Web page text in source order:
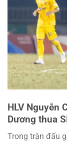
HLV Nguyễn
Dương thua
Trong trận đấu